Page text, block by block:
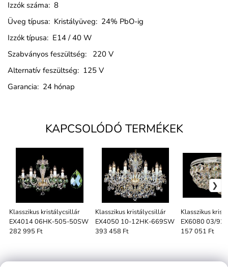
Izzók száma: 8
Üveg típusa: Kristályüveg: 24% PbO-ig
Izzók típusa: E14 / 40 W
Szabványos feszültség: 220 V
Alternatív feszültség: 125 V
Garancia: 24 hónap
KAPCSOLÓDÓ TERMÉKEK
Klasszikus kristálycsillár
EX4014 06HK-505-50SW
282 995 Ft
Klasszikus kristálycsillár
EX4050 10-12HK-669SW
393 458 Ft
Klasszikus
EX6080 03/
157 051 Ft